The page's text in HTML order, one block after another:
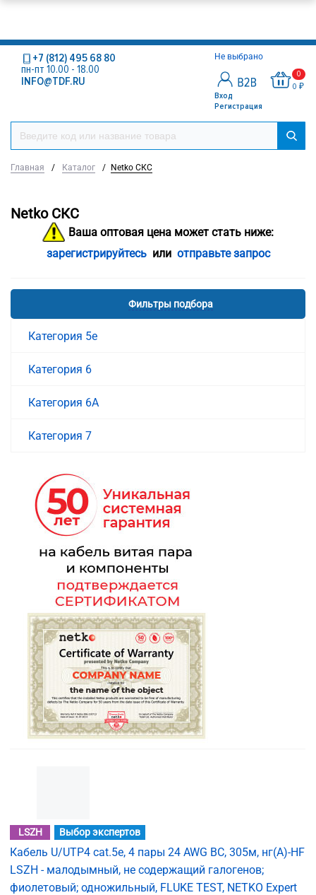
Не выбрано
Вход
Регистрация
0
0 ₽
+7 (812) 495 68 80
пн-пт 10.00 - 18.00
INFO@TDF.RU
Главная / Каталог / Netko СКС
Netko СКС
Ваша оптовая цена может стать ниже:
зарегистрируйтесьили отправьте запрос
Фильтры подбора
Категория 5е
Категория 6
Категория 6A
Категория 7
LSZH Выбор экспертов
Кабель U/UTP4 cat.5e, 4 пары 24 AWG BC, 305м, нг(А)-HF
LSZH - малодымный, не содержащий галогенов;
фиолетовый; одножильный, FLUKE TEST, NETKO Expert